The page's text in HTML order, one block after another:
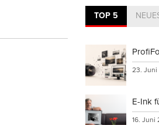
TOP 5
23.
E-Ink
16. Juni